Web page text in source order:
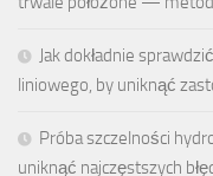
Jak dokładnie
liniowego, by uniknąć
Próba szczelności
uniknąć najczęstszych